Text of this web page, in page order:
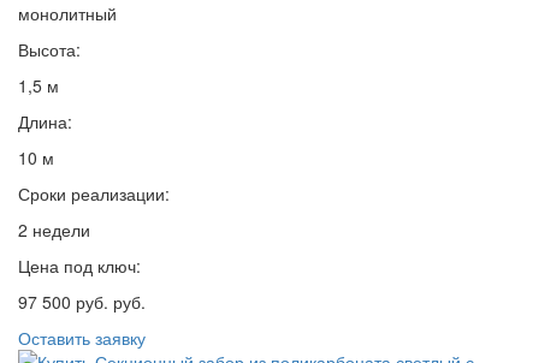
монолитный
Высота:
1,5 м
Длина:
10 м
Сроки реализации:
2 недели
Цена под ключ:
97 500 руб. руб.
Оставить заявку